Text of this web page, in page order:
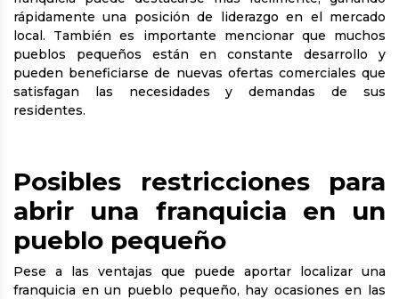
rápidamente una posición de liderazgo en el mercado
local. También es importante mencionar que muchos
pueblos pequeños están en constante desarrollo y
pueden beneficiarse de nuevas ofertas comerciales que
satisfagan las necesidades y demandas de sus
residentes.
Posibles restricciones para
abrir una franquicia en un
pueblo pequeño
Pese a las ventajas que puede aportar localizar una
franquicia en un pueblo pequeño, hay ocasiones en las